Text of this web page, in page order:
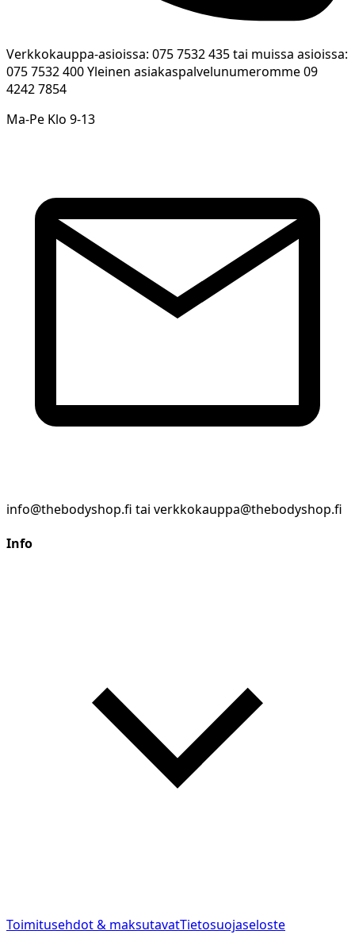
Verkkokauppa-asioissa: 075 7532 435 tai muissa asioissa:
075 7532 400 Yleinen asiakaspalvelunumeromme 09
4242 7854
Ma-Pe Klo 9-13
info@thebodyshop.fi tai verkkokauppa@thebodyshop.fi
Info
Toimitusehdot & maksutavatTietosuojaseloste